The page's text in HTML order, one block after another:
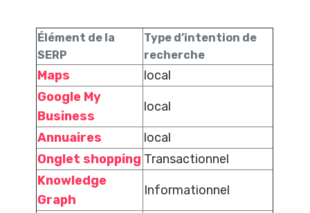
Élément de la
SERP
Type d’intention de
recherche
Maps
local
Google My
Business
local
Annuaires
local
Onglet shopping Transactionnel
Knowledge
Graph
Informationnel